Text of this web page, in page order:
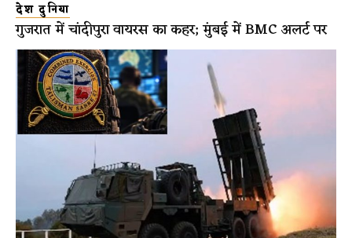
देश दुनिया
गुजरात में चांदीपुरा वायरस का कहर; मुंबई में BMC अलर्ट पर